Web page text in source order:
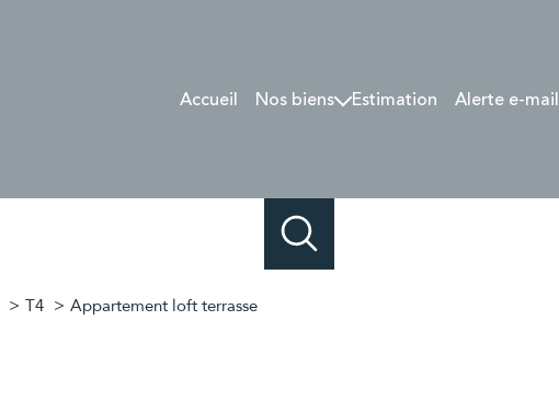
Accueil Nos biens
Vendus
Estimation Alerte e-mail
T4 Appartement loft terrasse